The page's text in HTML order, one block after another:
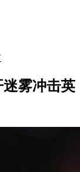
雾冲击英